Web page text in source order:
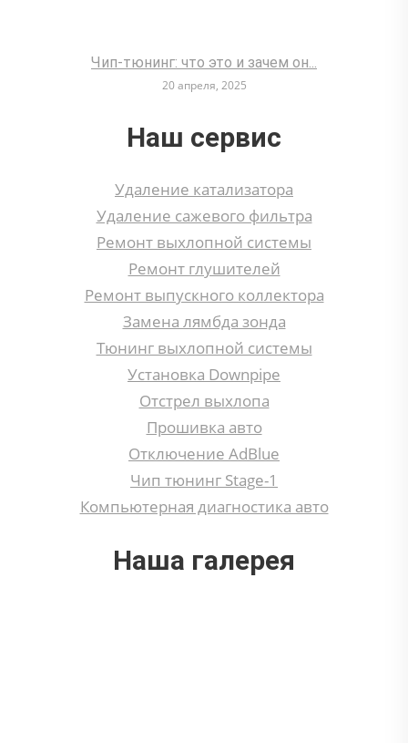
Чип-тюнинг: что это и зачем он...
20 апреля, 2025
Наш сервис
Удаление катализатора
Удаление сажевого фильтра
Ремонт выхлопной системы
Ремонт глушителей
Ремонт выпускного коллектора
Замена лямбда зонда
Тюнинг выхлопной системы
Установка Downpipe
Отстрел выхлопа
Прошивка авто
Отключение AdBlue
Чип тюнинг Stage-1
Компьютерная диагностика авто
Наша галерея